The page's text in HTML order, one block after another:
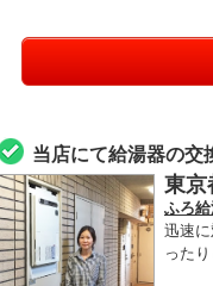
当店にて給湯器の交
東京
ふろ
迅速
った